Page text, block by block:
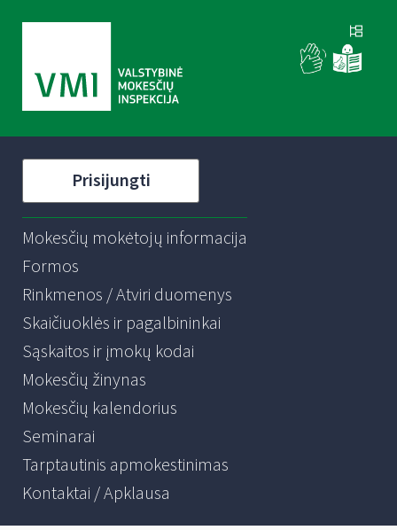
Prisijungti
Mokesčių mokėtojų informacija
Formos
Rinkmenos / Atviri duomenys
Skaičiuoklės ir pagalbininkai
Sąskaitos ir įmokų kodai
Mokesčių žinynas
Mokesčių kalendorius
Seminarai
Tarptautinis apmokestinimas
Kontaktai / Apklausa